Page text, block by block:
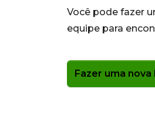
Você pode fazer
equipe para
Fazer uma nova